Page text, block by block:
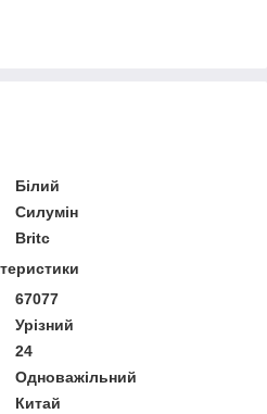
Білий
Силумін
Britc
67077
Урізний
24
Одноважільний
Китай